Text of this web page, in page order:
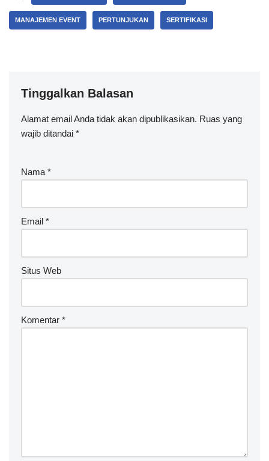
MANAJEMEN EVENT PERTUNJUKAN SERTIFIKASI
Tinggalkan Balasan
Alamat email Anda tidak akan dipublikasikan. Ruas yang
wajib ditandai *
Nama *
Email *
Situs Web
Komentar *